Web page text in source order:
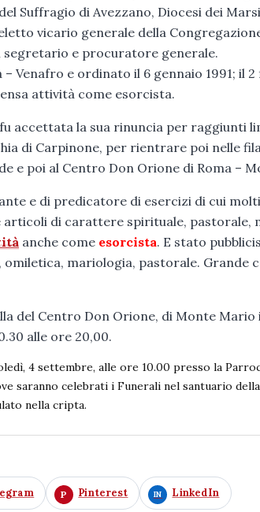
Suffragio di Avezzano, Diocesi dei
vicario generale della
segretario e procuratore generale.
Venafro e ordinato il 6 gennaio 1991; il 2
attività come esorcista.
accettata la sua rinuncia per raggiunti
di Carpinone, per rientrare poi nelle
e poi al Centro Don Orione di Roma –
e di predicatore di esercizi di cui
di carattere spirituale, pastorale,
anche come esorcista. E stato
mariologia, pastorale. Grande
del Centro Don Orione, di Monte Mario
alle ore 20,00.
4 settembre, alle ore 10.00 presso la
saranno celebrati i Funerali nel santuario della
nella cripta.
Pinterest LinkedIn